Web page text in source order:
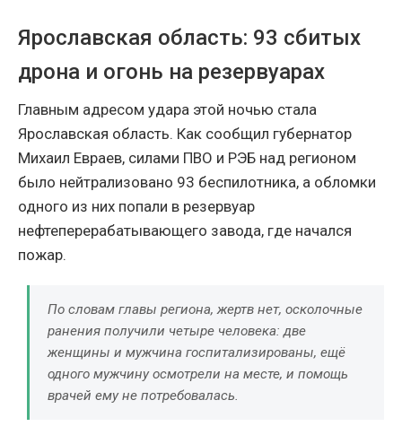
Ярославская область: 93 сбитых
дрона и огонь на резервуарах
Главным адресом удара этой ночью стала
Ярославская область. Как сообщил губернатор
Михаил Евраев, силами ПВО и РЭБ над регионом
было нейтрализовано 93 беспилотника, а обломки
одного из них попали в резервуар
нефтеперерабатывающего завода, где начался
пожар.
По словам главы региона, жертв нет, осколочные
ранения получили четыре человека: две
женщины и мужчина госпитализированы, ещё
одного мужчину осмотрели на месте, и помощь
врачей ему не потребовалась.